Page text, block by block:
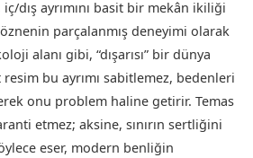
iç/dış ayrımını basit bir mekân ikiliği
parçalanmış deneyimi olarak
alanı gibi, “dışarısı” bir dünya
bu ayrımı sabitlemez, bedenleri
onu problem haline getirir. Temas
etmez; aksine, sınırın sertliğini
eser, modern benliğin